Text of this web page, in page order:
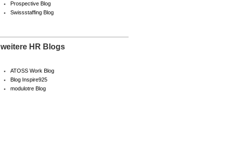
Prospective Blog
Swissstaffing Blog
weitere HR Blogs
ATOSS Work Blog
Blog Inspire925
modulotre Blog